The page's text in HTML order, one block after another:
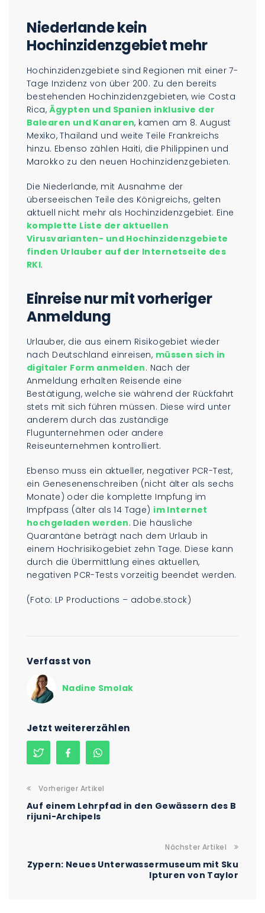
Niederlande kein
Hochinzidenzgebiet mehr
Hochinzidenzgebiete sind Regionen mit einer 7-
Tage Inzidenz von über 200. Zu den bereits
bestehenden Hochinzidenzgebieten, wie Costa
Rica, Ägypten und Spanien inklusive der
Balearen und Kanaren, kamen am 8. August
Mexiko, Thailand und weite Teile Frankreichs
hinzu. Ebenso zählen Haiti, die Philippinen und
Marokko zu den neuen Hochinzidenzgebieten.
Die Niederlande, mit Ausnahme der
überseeischen Teile des Königreichs, gelten
aktuell nicht mehr als Hochinzidenzgebiet. Eine
komplette Liste der aktuellen
Virusvarianten- und Hochinzidenzgebiete
finden Urlauber auf der Internetseite des
RKI.
Einreise nur mit vorheriger
Anmeldung
Urlauber, die aus einem Risikogebiet wieder
nach Deutschland einreisen, müssen sich in
digitaler Form anmelden. Nach der
Anmeldung erhalten Reisende eine
Bestätigung, welche sie während der Rückfahrt
stets mit sich führen müssen. Diese wird unter
anderem durch das zuständige
Flugunternehmen oder andere
Reiseunternehmen kontrolliert.
Ebenso muss ein aktueller, negativer PCR-Test,
ein Genesenenschreiben (nicht älter als sechs
Monate) oder die komplette Impfung im
Impfpass (älter als 14 Tage) im Internet
hochgeladen werden. Die häusliche
Quarantäne beträgt nach dem Urlaub in
einem Hochrisikogebiet zehn Tage. Diese kann
durch die Übermittlung eines aktuellen,
negativen PCR-Tests vorzeitig beendet werden.
(Foto: LP Productions – adobe.stock)
Verfasst von
Nadine Smolak
Jetzt weitererzählen
Vorheriger Artikel
Auf einem Lehrpfad in den Gewässern des B
rijuni-Archipels
Nächster Artikel
Zypern: Neues Unterwassermuseum mit Sku
lpturen von Taylor